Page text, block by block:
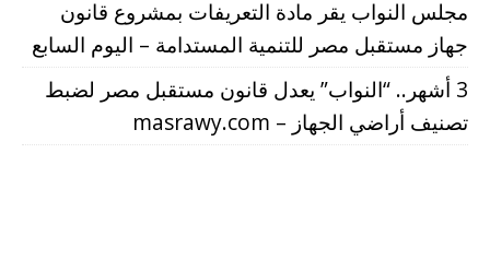
مجلس النواب يقر مادة التعريفات بمشروع قانون
جهاز مستقبل مصر للتنمية المستدامة – اليوم السابع
3 أشهر.. “النواب” يعدل قانون مستقبل مصر لضبط
تصنيف أراضي الجهاز – masrawy.com